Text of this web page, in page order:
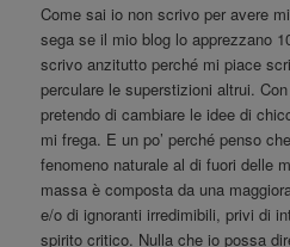
Come sai io non scrivo per avere
sega se il mio blog lo apprezzano
scrivo anzitutto perché mi piace
perculare le superstizioni altrui.
pretendo di cambiare le idee di
mi frega. E un po’ perché penso
fenomeno naturale al di fuori delle
massa è composta da una
e/o di ignoranti irredimibili, privi di
spirito critico. Nulla che io possa